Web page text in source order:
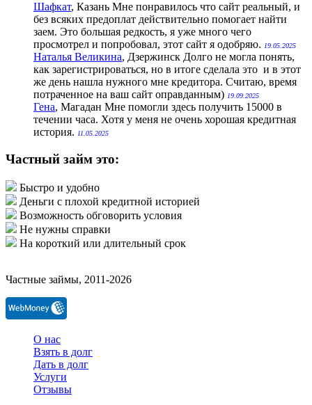
Шафкат, Казань Мне понравилось что сайт реальный, и
без всяких предоплат действительно помогает найти
заем. Это большая редкость, я уже много чего
просмотрел и попробовал, этот сайт я одобряю. 19.05.2025
Наталья Великина, Дзержинск Долго не могла понять,
как зарегистрироваться, но в итоге сделала это и в этот
же день нашла нужного мне кредитора. Считаю, время
потраченное на ваш сайт оправданным) 19.09.2025
Гена, Магадан Мне помогли здесь получить 15000 в
течении часа. Хотя у меня не очень хорошая кредитная
история. 11.05.2025
Частный займ это:
Быстро и удобно
Деньги с плохой кредитной историей
Возможность обговорить условия
Не нужны справки
На короткий или длительный срок
Частные займы, 2011-2026
О нас
Взять в долг
Дать в долг
Услуги
Отзывы